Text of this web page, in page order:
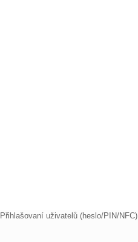
Přihlašovaní uživatelů (heslo/PIN/NFC)